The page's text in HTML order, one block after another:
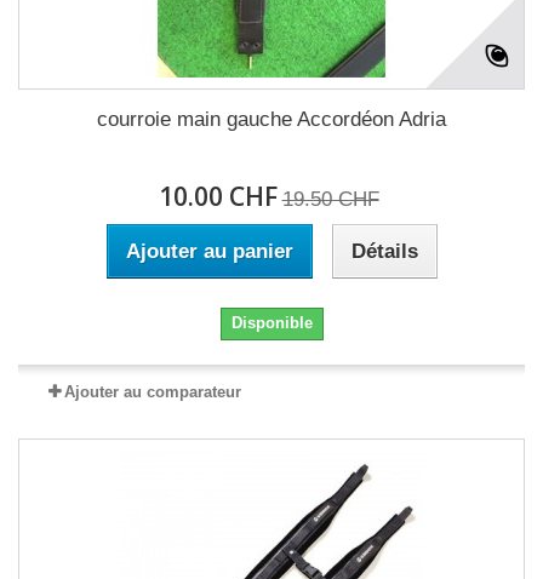
courroie main gauche Accordéon Adria
10.00 CHF 19.50 CHF
Ajouter au panier Détails
Disponible
Ajouter au comparateur